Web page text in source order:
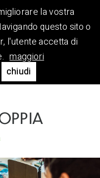
la vostra
questo sito o
l'utente accetta di
maggiori
chiudi